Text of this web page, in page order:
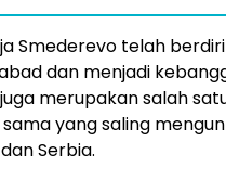
Smederevo telah
dan menjadi
merupakan salah
yang saling
Serbia.